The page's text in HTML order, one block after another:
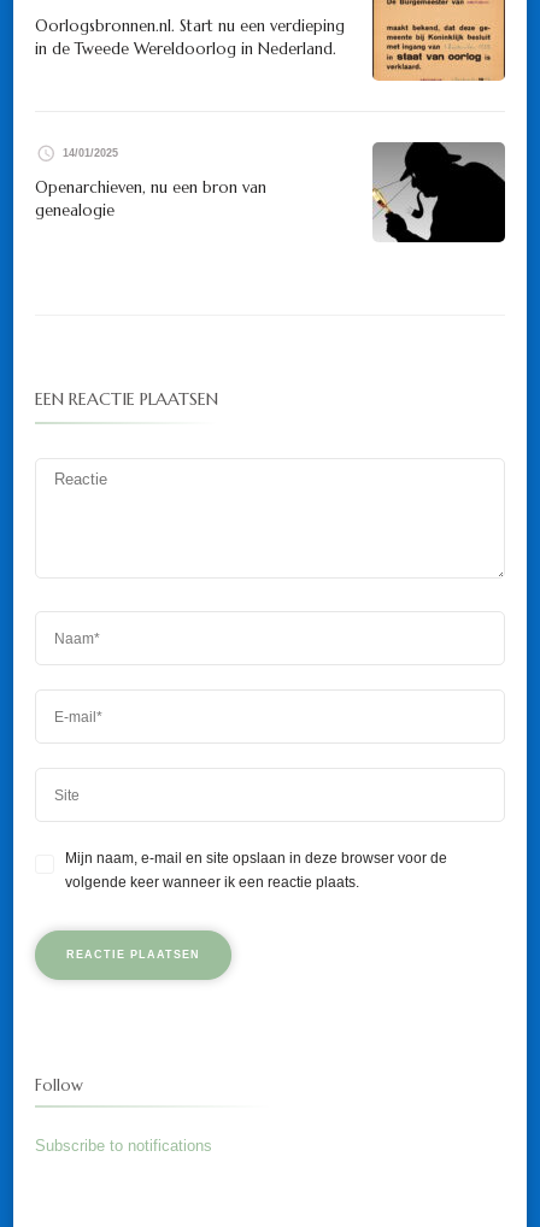
Oorlogsbronnen.nl. Start nu een verdieping
in de Tweede Wereldoorlog in Nederland.
14/01/2025
Openarchieven, nu een bron van
genealogie
EEN REACTIE PLAATSEN
Mijn naam, e-mail en site opslaan in deze browser voor de
volgende keer wanneer ik een reactie plaats.
Follow
Subscribe to notifications